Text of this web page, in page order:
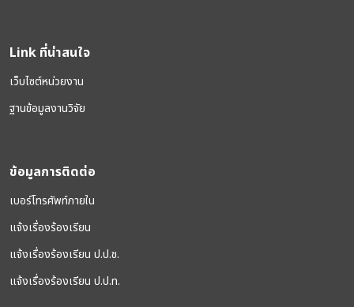
Link ที่น่าสนใจ
เว็บไซต์หน่วยงาน
ฐานข้อมูลงานวิจัย
ข้อมูลการติดต่อ
เบอร์โทรศัพท์ภายใน
แจ้งเรื่องร้องเรียน
แจ้งเรื่องร้องเรียน ป.ป.ช.
แจ้งเรื่องร้องเรียน ป.ป.ท.